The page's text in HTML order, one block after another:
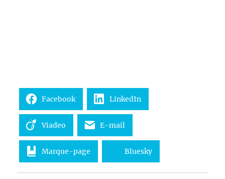
Facebook LinkedIn
Viadeo E-mail
Marque-page Bluesky